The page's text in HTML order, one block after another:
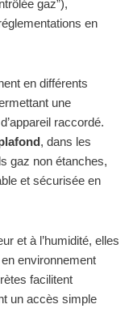
gaz”),
en
en différents
une
raccordé.
, dans les
gaz non étanches,
et sécurisée en
et à l’humidité, elles
environnement
facilitent
un accès simple